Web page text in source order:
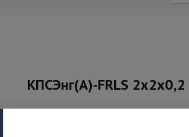
КПСЭнг(А)-FRLS 2х2х0,2